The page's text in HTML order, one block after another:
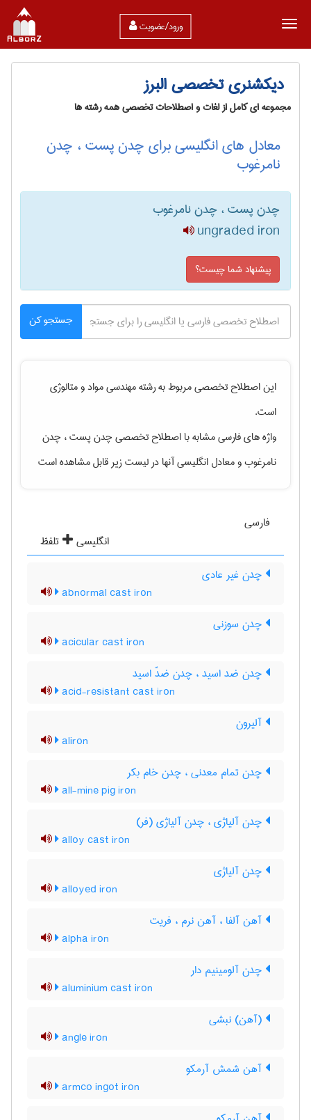
ورود/عضویت
دیکشنری تخصصی البرز
مجموعه ای کامل از لغات و اصطلاحات تخصصی همه رشته ها
معادل های انگلیسی برای چدن پست ، چدن
نامرغوب
چدن پست ، چدن نامرغوب
ungraded iron
پیشنهاد شما چیست؟
جستجو کن
این اصطلاح تخصصی مربوط به رشتهمهندسی مواد و متالوژی
است.
واژه های فارسی مشابه با اصطلاح تخصصیچدن پست ، چدن
نامرغوبو معادل انگلیسی آنها در لیست زیر قابل مشاهده است
فارسی
انگلیسی
تلفظ
چدن غیر عادی
abnormal cast iron
چدن سوزنی
acicular cast iron
چدن ضد اسید ، چدن ضدّ اسید
acid-resistant cast iron
آلیرون
aliron
چدن تمام معدنی ، چدن خام بکر
all-mine pig iron
چدن آلیاژی ، چدن آلیاژی (فر)
alloy cast iron
چدن آلیاژی
alloyed iron
آهن آلفا ، آهن نرم ، فریت
alpha iron
چدن آلومینیم دار
aluminium cast iron
(آهن) نبشی
angle iron
آهن شمش آرمکو
armco ingot iron